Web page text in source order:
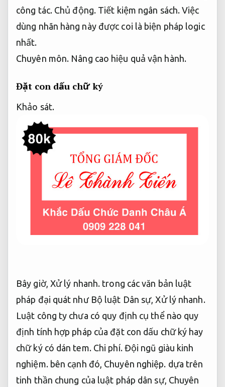
công tác. Chủ động. Tiết kiệm ngân sách. Việc
dùng nhãn hàng này được coi là biện pháp logic
nhất.
Chuyên môn. Nâng cao hiệu quả vận hành.
Đặt con dấu chữ ký
Khảo sát.
Bây giờ, Xử lý nhanh. trong các văn bản luật
pháp đại quát như Bộ luật Dân sự,Xử lý nhanh.
Luật công ty chưa có quy định cụ thể nào quy
định tính hợp pháp của đặt con dấu chữ ký hay
chữ ký có dán tem. Chi phí. Đội ngũ giàu kinh
nghiệm. bên cạnh đó, Chuyên nghiệp. dựa trên
tinh thần chung của luật pháp dân sự, Chuyên